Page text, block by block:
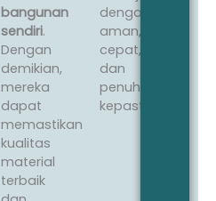
bangunan
sendiri.
Dengan
demikian,
mereka
dapat
memastikan
kualitas
material
terbaik
dengan
aman,
cepat,
dan
penuh
kepastian.